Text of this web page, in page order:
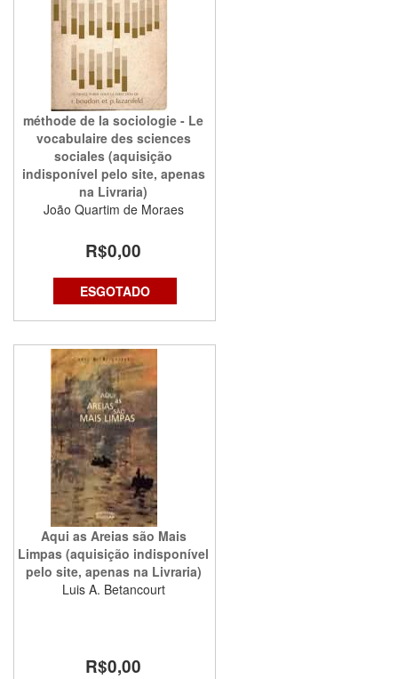
méthode de la sociologie - Le
vocabulaire des sciences
sociales (aquisição
indisponível pelo site, apenas
na Livraria)
João Quartim de Moraes
R$0,00
ESGOTADO
Aqui as Areias são Mais
Limpas (aquisição indisponível
pelo site, apenas na Livraria)
Luis A. Betancourt
R$0,00